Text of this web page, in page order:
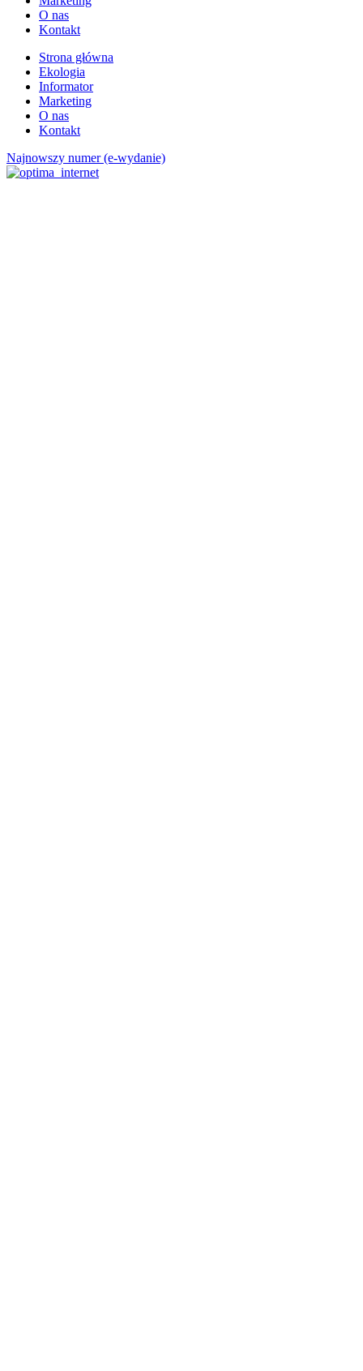
O nas
Kontakt
Strona główna
Ekologia
Informator
Marketing
O nas
Kontakt
Najnowszy numer (e-wydanie)